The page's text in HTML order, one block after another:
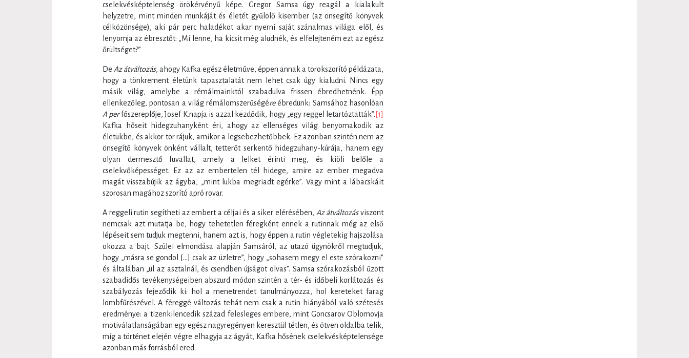
cselekvésképtelenség örökérvényű képe. Gregor Samsa úgy reagál a kialakult
helyzetre, mint minden munkáját és életét gyűlölő kisember (az önsegítő könyvek
célközönsége), aki pár perc haladékot akar nyerni saját szánalmas világa elől, és
lenyomja az ébresztőt: „Mi lenne, ha kicsit még aludnék, és elfelejteném ezt az egész
őrültséget?”
De Az átváltozás, ahogy Kafka egész életműve, éppen annak a torokszorító példázata,
hogy a tönkrement életünk tapasztalatát nem lehet csak úgy kialudni. Nincs egy
másik világ, amelybe a rémálmainktól szabadulva frissen ébredhetnénk. Épp
ellenkezőleg, pontosan a világ rémálomszerűségéreébredünk: Samsához hasonlóan
A perfőszereplője, Josef K.napja is azzal kezdődik, hogy „egy reggel letartóztatták”. [1]
Kafka hőseit hidegzuhanyként éri, ahogy az ellenséges világ benyomakodik az
életükbe, és akkor tör rájuk, amikor a legsebezhetőbbek. Ez azonban szintén nem az
önsegítő könyvek önként vállalt, tetterőt serkentő hidegzuhany-kúrája, hanem egy
olyan dermesztő fuvallat, amely a lelket érinti meg, és kiöli belőle a
cselekvőképességet. Ez az az embertelen tél hidege, amire az ember megadva
magát visszabújik az ágyba, „mint lukba megriadt egérke”. Vagy mint a lábacskáit
szorosan magához szorító apró rovar.
A reggeli rutin segítheti az embert a céljai és a siker elérésében, Az átváltozásviszont
nemcsak azt mutatja be, hogy tehetetlen féregként ennek a rutinnak még az első
lépéseit sem tudjuk megtenni, hanem azt is, hogy éppen a rutin végletekig hajszolása
okozza a bajt. Szülei elmondása alapján Samsáról, az utazó ügynökről megtudjuk,
hogy „másra se gondol […] csak az üzletre”, hogy „sohasem megy el este szórakozni”
és általában „ül az asztalnál, és csendben újságot olvas”. Samsa szórakozásból űzött
szabadidős tevékenységeiben abszurd módon szintén a tér- és időbeli korlátozás és
szabályozás fejeződik ki: hol a menetrendet tanulmányozza, hol kereteket farag
lombfűrészével. A féreggé változás tehát nem csak a rutin hiányából való szétesés
eredménye: a tizenkilencedik század felesleges embere, mint Goncsarov Oblomovja
motiválatlanságában egy egész nagyregényen keresztül tétlen, és ötven oldalba telik,
míg a történet elején végre elhagyja az ágyát, Kafka hősének cselekvésképtelensége
azonban más forrásból ered.